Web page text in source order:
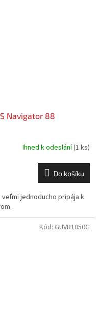
Navigator 88
Ihned k odeslání(1 ks)
Do košíku
jednoducho pripája k
Kód: GUVR1050G